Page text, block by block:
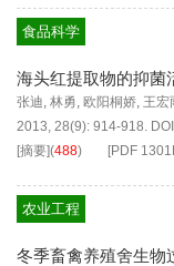
食品科学
海头红提取物的抑菌
张迪, 林勇, 欧阳桐娇, 王宏
2013, 28(9): 914-918.
[摘要](488) [PDF
农业工程
冬季畜禽养殖舍生物